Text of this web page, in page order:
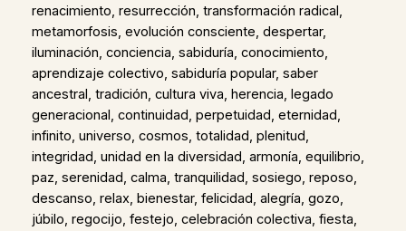
renacimiento, resurrección, transformación radical,
metamorfosis, evolución consciente, despertar,
iluminación, conciencia, sabiduría, conocimiento,
aprendizaje colectivo, sabiduría popular, saber
ancestral, tradición, cultura viva, herencia, legado
generacional, continuidad, perpetuidad, eternidad,
infinito, universo, cosmos, totalidad, plenitud,
integridad, unidad en la diversidad, armonía, equilibrio,
paz, serenidad, calma, tranquilidad, sosiego, reposo,
descanso, relax, bienestar, felicidad, alegría, gozo,
júbilo, regocijo, festejo, celebración colectiva, fiesta,